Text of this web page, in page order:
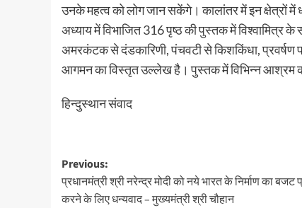
उनके महत्व को लोग जान सकेंगे। कालांतर में इन क्षेत्रों में
अध्याय में विभाजित 316 पृष्ठ की पुस्तक में
अमरकंटक से दंडकारिणी, पंचवटी से किशकिंधा, प्रवर्षण
आगमन का विस्तृत उल्लेख है। पुस्तक में विभिन्न आश्रम का
हिन्दुस्थान संवाद
Post
navigation
Previous:
प्रधानमंत्री श्री नरेन्द्र मोदी को नये भारत के निर्माण का बजट
करने के लिए धन्यवाद – मुख्यमंत्री श्री चौहान